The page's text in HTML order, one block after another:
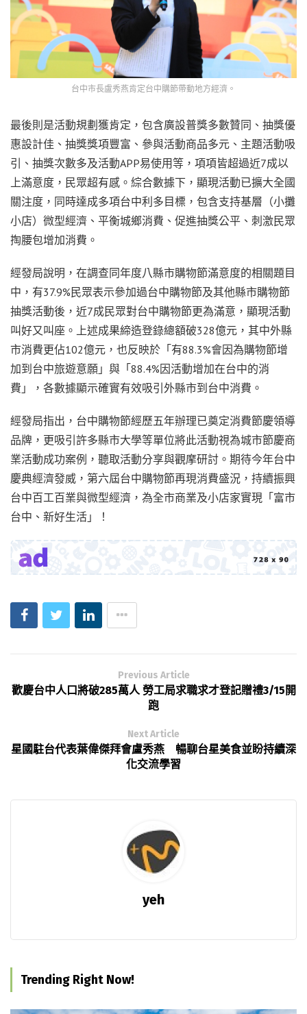
台中市長盧秀燕肯定台中購節帶動地方經濟。
最後則是活動規劃獲肯定，包含廣設普獎多數贊同、抽獎優
惠設計佳、抽獎獎項豐富、參與活動商品多元、主題活動吸
引、抽獎次數多及活動APP易使用等，項項皆超過近7成以
上滿意度，民眾超有感。綜合數據下，顯現活動已擴大全國
關注度，同時達成多項台中利多目標，包含支持基層（小攤
小店）微型經濟、平衡城鄉消費、促進抽獎公平、刺激民眾
掏腰包增加消費。
經發局說明，在調查同年度八縣市購物節滿意度的相關題目
中，有37.9%民眾表示參加過台中購物節及其他縣市購物節
抽獎活動後，近7成民眾對台中購物節更為滿意，顯現活動
叫好又叫座。上述成果締造登錄總額破328億元，其中外縣
市消費更佔102億元，也反映於「有88.3%會因為購物節增
加到台中旅遊意願」與「88.4%因活動增加在台中的消
費」，各數據顯示確實有效吸引外縣市到台中消費。
經發局指出，台中購物節經歷五年辦理已奠定消費節慶領導
品牌，更吸引許多縣市大學等單位將此活動視為城市節慶商
業活動成功案例，聽取活動分享與觀摩研討。期待今年台中
慶典經濟發威，第六屆台中購物節再現消費盛況，持續振興
台中百工百業與微型經濟，為全市商業及小店家實現「富市
台中、新好生活」！
Previous Article
歡慶台中人口將破285萬人 勞工局求職求才登記贈禮3/15開
跑
Next Article
星國駐台代表葉偉傑拜會盧秀燕 暢聊台星美食並盼持續深
化交流學習
yeh
Trending Right Now!